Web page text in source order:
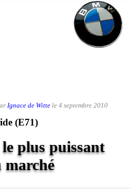
Ignace de Witte le 4 septembre 2010
(E71)
plus puissant
marché